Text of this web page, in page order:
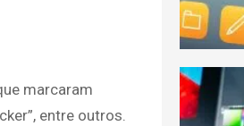
marcaram
entre outros.